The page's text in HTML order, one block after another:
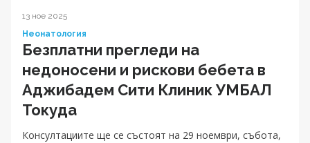
13 ное 2025
Неонатология
Безплатни прегледи на
недоносени и рискови бебета в
Аджибадем Сити Клиник УМБАЛ
Токуда
Консултациите ще се състоят на 29 ноември, събота,